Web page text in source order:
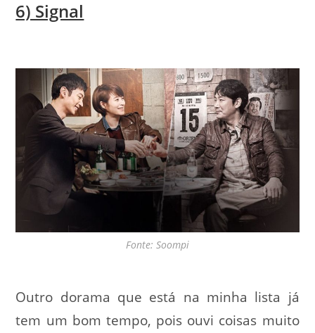
6) Signal
Fonte: Soompi
Outro dorama que está na minha lista já
tem um bom tempo, pois ouvi coisas muito